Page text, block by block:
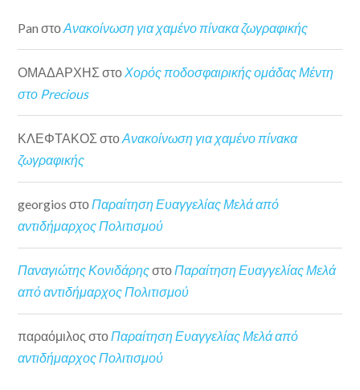
Pan στοΑνακοίνωση για χαμένο πίνακα ζωγραφικής
ΟΜΑΔΑΡΧΗΣ στο Χορός ποδοσφαιρικής ομάδας Μέντη
στο Precious
ΚΛΕΦΤΑΚΟΣ στοΑνακοίνωση για χαμένο πίνακα
ζωγραφικής
georgios στοΠαραίτηση Ευαγγελίας Μελά από
αντιδήμαρχος Πολιτισμού
Παναγιώτης ΚονιδάρηςστοΠαραίτηση Ευαγγελίας Μελά
από αντιδήμαρχος Πολιτισμού
παραόμιλος στοΠαραίτηση Ευαγγελίας Μελά από
αντιδήμαρχος Πολιτισμού